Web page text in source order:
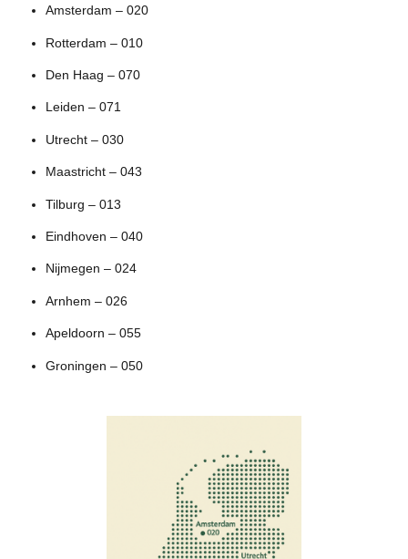
Amsterdam – 020
Rotterdam – 010
Den Haag – 070
Leiden – 071
Utrecht – 030
Maastricht – 043
Tilburg – 013
Eindhoven – 040
Nijmegen – 024
Arnhem – 026
Apeldoorn – 055
Groningen – 050